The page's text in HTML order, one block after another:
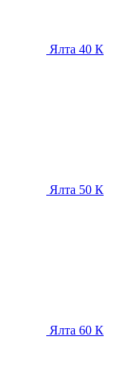
Ялта 40 К
Ялта 50 К
Ялта 60 К